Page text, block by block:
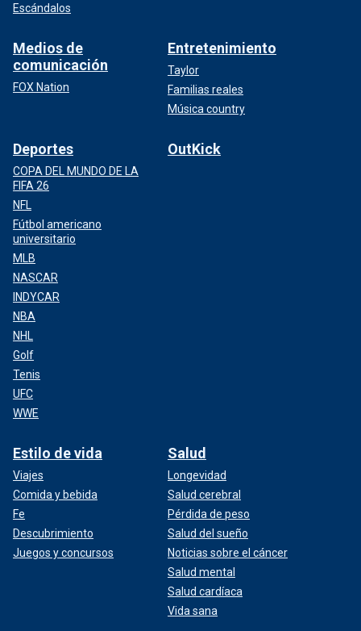
Escándalos
Medios de
comunicación
FOX Nation
Entretenimiento
Taylor
Familias reales
Música country
Deportes
COPA DEL MUNDO DE LA
FIFA 26
NFL
Fútbol americano
universitario
MLB
NASCAR
INDYCAR
NBA
NHL
Golf
Tenis
UFC
WWE
OutKick
Estilo de vida
Viajes
Comida y bebida
Fe
Descubrimiento
Juegos y concursos
Salud
Longevidad
Salud cerebral
Pérdida de peso
Salud del sueño
Noticias sobre el cáncer
Salud mental
Salud cardíaca
Vida sana